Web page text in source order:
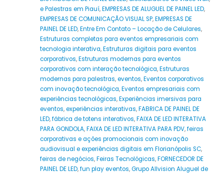
e Palestras em Piauí,EMPRESAS DE ALUGUEL DE PAINEL LED,
EMPRESAS DE COMUNICAÇÃO VISUAL SP,EMPRESAS DE
PAINEL DE LED,Entre Em Contato – Locação de Celulares,
Estruturas completas para eventos empresariais com
tecnologia interativa,Estruturas digitais para eventos
corporativos,Estruturas modernas para eventos
corporativos com interação tecnológica,Estruturas
modernas para palestras,eventos,Eventos corporativos
com inovação tecnológica,Eventos empresariais com
experiências tecnológicas,Experiências imersivas para
eventos,experiências interativas,FABRICA DE PAINEL DE
LED,fábrica de totens interativos,FAIXA DE LED INTERATIVA
PARA GONDOLA,FAIXA DE LED INTERATIVA PARA PDV,feiras
corporativas e ações promocionais com inovação
audiovisual e experiências digitais em Florianópolis SC,
feiras de negócios,Feiras Tecnológicas,FORNECEDOR DE
PAINEL DE LED,fun play eventos,Grupo Allvision Aluguel de